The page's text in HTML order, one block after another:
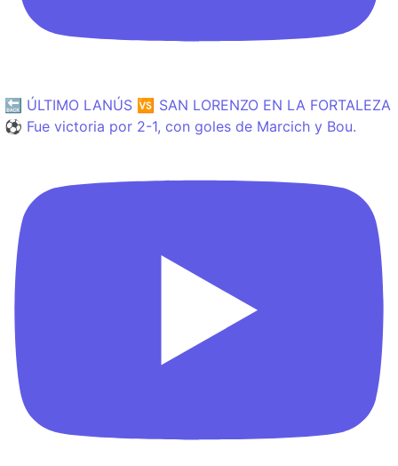
🔙 ÚLTIMO LANÚS 🆚 SAN LORENZO EN LA FORTALEZA
⚽️ Fue victoria por 2-1, con goles de Marcich y Bou.